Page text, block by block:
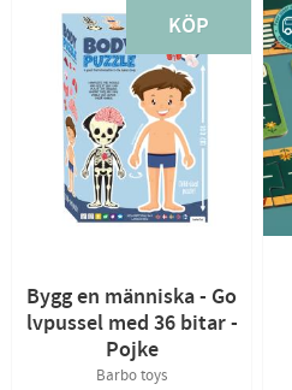
Bygg en människa - Go
lvpussel med 36 bitar -
Pojke
Barbo toys
KÖP